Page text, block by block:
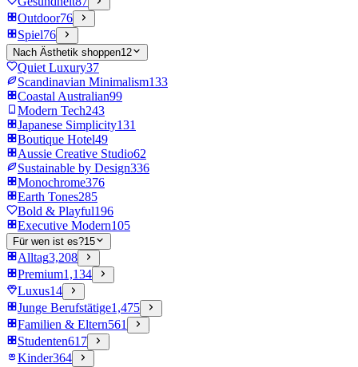
Outdoor76
Spiel76
Nach Ästhetik shoppen12
Quiet Luxury37
Scandinavian Minimalism133
Coastal Australian99
Modern Tech243
Japanese Simplicity131
Boutique Hotel49
Aussie Creative Studio62
Sustainable by Design336
Monochrome376
Earth Tones285
Bold & Playful196
Executive Modern105
Für wen ist es?15
Alltag3,208
Premium1,134
Luxus14
Junge Berufstätige1,475
Familien & Eltern561
Studenten617
Kinder364